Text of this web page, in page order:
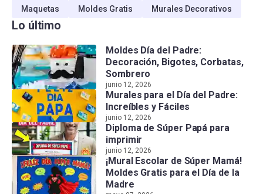
Maquetas Moldes Gratis Murales Decorativos
Lo último
Moldes Día del Padre:
Decoración, Bigotes, Corbatas,
Sombrero
junio 12, 2026
Murales para el Día del Padre:
Increíbles y Fáciles
junio 12, 2026
Diploma de Súper Papá para
imprimir
junio 12, 2026
¡Mural Escolar de Súper Mamá!
Moldes Gratis para el Día de la
Madre